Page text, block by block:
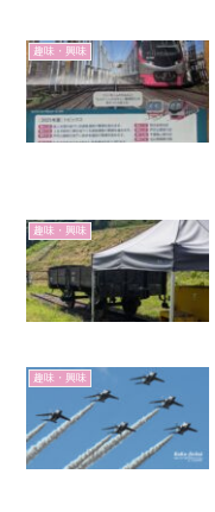
趣味・興味
趣味・興味
趣味・興味